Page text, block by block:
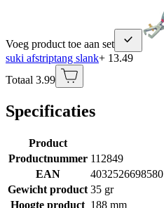
Voeg product toe aan set
suki afstriptang slank+ 13.49
Totaal 3.99
Specificaties
Product
Productnummer 112849
EAN
4032526698580
Gewicht product 35 gr
Hoogte product 188 mm